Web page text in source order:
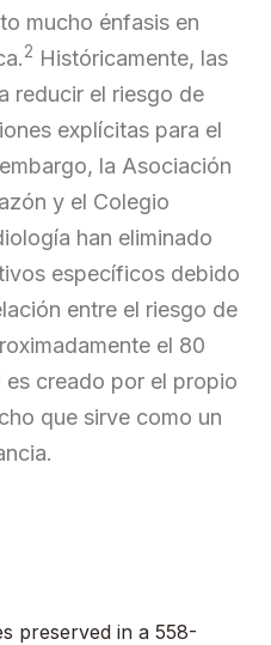
mucho énfasis en
2 Históricamente, las
reducir el riesgo de
explícitas para el
la Asociación
y el Colegio
han eliminado
específicos debido
entre el riesgo de
el 80
creado por el propio
que sirve como un
preserved in a 558-